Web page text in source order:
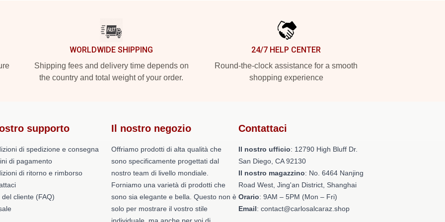
WORLDWIDE SHIPPING
Shipping fees and delivery time depends on
the country and total weight of your order.
24/7 HELP CENTER
Round-the-clock assistance for a smooth
shopping experience
supporto
di spedizione e consegna
di pagamento
di ritorno e rimborso
del cliente (FAQ)
Il nostro negozio
Offriamo prodotti di alta qualità che
sono specificamente progettati dal
nostro team di livello mondiale.
Forniamo una varietà di prodotti che
sono sia elegante e bella. Questo non è
solo per mostrare il vostro stile
Contattaci
Il nostro ufficio: 12790 High Bluff Dr.
San Diego, CA 92130
Il nostro magazzino: No. 6464 Nanjing
Road West, Jing'an District, Shanghai
Orario: 9AM – 5PM (Mon – Fri)
Email: contact@carlosalcaraz.shop